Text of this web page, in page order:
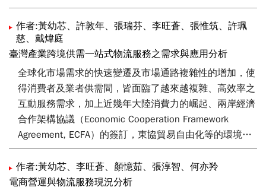
式系統動態之質、量化模型，以進行案例廠商之生產運籌
效率與物流成本評估。最後，探討台商製造業兩岸生產營
運之運籌效率與物流模式，提出其推動之成功因素與建
議，以及物流服務業者在兩岸物流服務之契機，藉以強化
我國物流服務業者之國際競爭優勢。
然而，目前台灣物流業者大多受限於製造業之現行模式，
除了無法提供完善之服務外，亦無法為企業解決之困難。
本研究針對製造產業與流通產業做現況了解與分析，從現
行模式中藉由無法充分被滿足之需求，進而分析歸納出所
謂「一站式」解決之方案。期望透過「一站式物流服務」
為企業帶來更為全面性之整合服務，以協助國內當今產業
物流突破現行運籌服務模式之瓶頸與缺失，提升產業供應
鏈中之核心競爭力與價值，進而獲得更為優化之運籌服務
模式及營業利潤。
作者:黃幼芯、許敦年、張瑞芬、李旺蒼、張惟筑、許珮
慈、戴煒庭
臺灣產業跨境供需一站式物流服務之需求與應用分析
全球化市場需求的快速變遷及市場通路複雜性的增加，使
得消費者及業者供需間，皆面臨了越來越複雜、高效率之
互動服務需求，加上近幾年大陸消費力的崛起、兩岸經濟
合作架構協議（Economic Cooperation Framework
Agreement, ECFA）的簽訂，東協貿易自由化等的環境因
素影響，使得多數產業勢必邁入跨境供應鏈管理與運籌整
合之供應鏈重整階段，以掌握產業與海外市場連結發展之
契機，產業必須邁入供應鏈管理與運籌整合之供應鏈重整
作者:黃幼芯、李旺蒼、顏憶茹、張淳智、何亦羚
電商營運與物流服務現況分析